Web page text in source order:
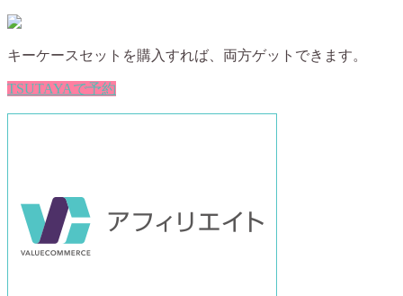
キーケースセットを購入すれば、両方ゲットできます。
TSUTAYAで予約